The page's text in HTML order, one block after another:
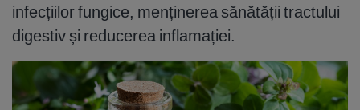
infecțiilor fungice, menținerea sănătății tractului
digestiv și reducerea inflamației.